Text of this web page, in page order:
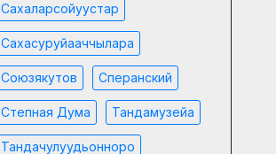
Сахаларсойуустар
Сахасуруйааччылара
Союзякутов Сперанский
Степная Дума Тандамузейа
Тандачулуудьонноро